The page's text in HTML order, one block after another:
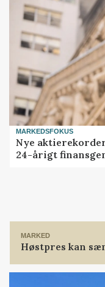
MARKEDSFOKUS
Nye
24-årigt
MARKED
Høstpres kan